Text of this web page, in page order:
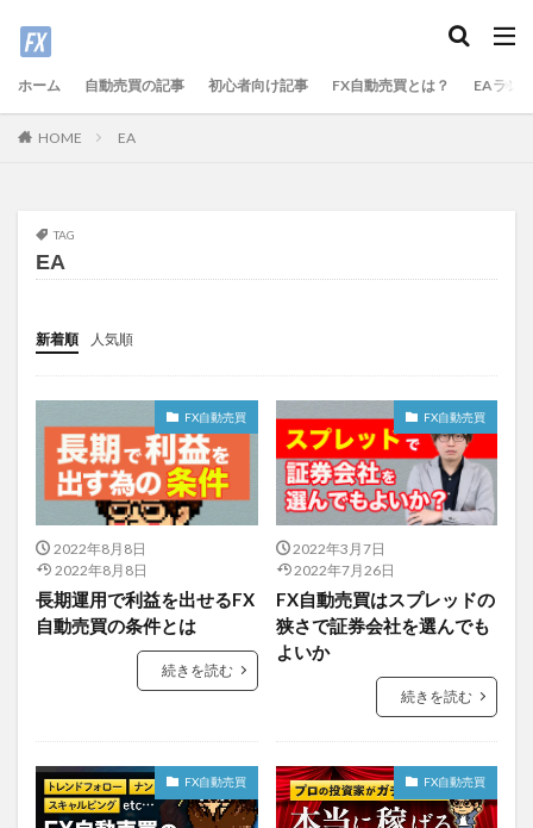
ホーム 自動売買の記事 初心者向け記事 FX自動売買とは？ EAラン
HOME EA
TAG
EA
新着順 人気順
FX自動売買
2022年8月8日
2022年8月8日
長期運用で利益を出せるFX
自動売買の条件とは
続きを読む
FX自動売買
2022年3月7日
2022年7月26日
FX自動売買はスプレッドの
狭さで証券会社を選んでも
よいか
続きを読む
FX自動売買 FX自動売買